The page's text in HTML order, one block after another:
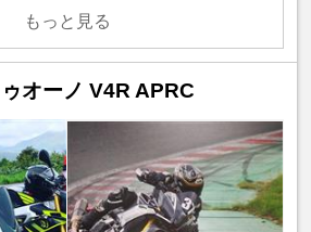
もっと見る
オーノ V4R APRC